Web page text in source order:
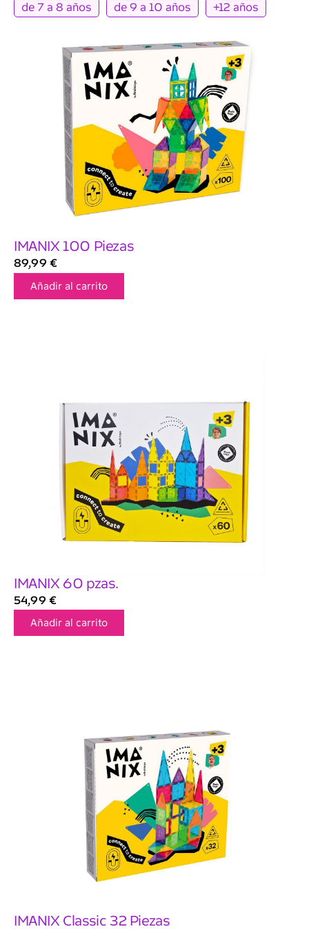
de 7 a 8 años
de 9 a 10 años +12 años
IMANIX 100 Piezas
89,99 €
Añadir al carrito
IMANIX 60 pzas.
54,99 €
Añadir al carrito
IMANIX Classic 32 Piezas